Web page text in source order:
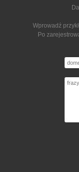
Wprowadź
Po